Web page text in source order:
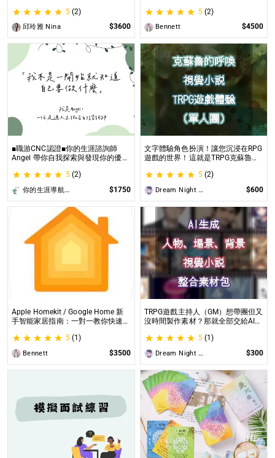
璀璨一生
5 (2)
邱玲雅 Nina $3600
5 (2)
Bennett $4500
■職游CNC認證■你的生涯諮詢師
Angel 帶你自我探索與發現你的優勢
生涯諮詢師 Angel 為你服務😊
5 (2)
你的生涯導航諮詢師Angel $1750
文字體驗角色扮演！讓您沉浸在RPG
遊戲的世界！這就是TRPG克蘇魯的
驗桌上型角色扮演遊戲（TRPG）的
玩家所開設的體驗項目。
5 (2)
Dream Night Butterfly $600
Apple Homekit / Google Home 新
手智能家居指南：一對一教你快速入
在線解答，輕鬆打造理想的智慧生活
5 (1)
Bennett $3500
TRPG遊戲主持人（GM）想帶團但又
沒時間製作素材？那就全部交給AI來
TRPG主持人（GM）們所開設的項
目，主要是為了讓主持人能少準備一
些東西。
5 (1)
Dream Night Butterfly $300